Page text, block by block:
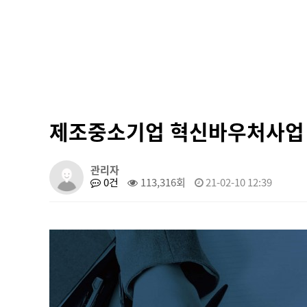
제조중소기업 혁신바우처사업
관리자
0건
113,316회 21-02-10 12:39